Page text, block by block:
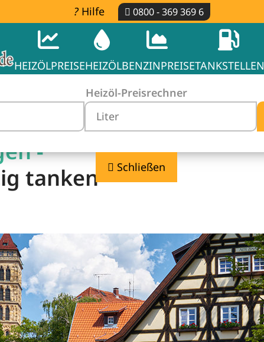
Hilfe 0800 - 369 369 6
HEIZÖLPREISEHEIZÖLBENZINPREISETANKSTELLEN
Heizöl-Preisrechner
Schließen
-
tanken